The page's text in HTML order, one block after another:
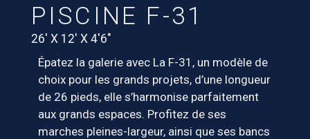
PISCINE F-31
26′ X 12′ X 4′6″
Épatez la galerie avec La F-31, un modèle de
choix pour les grands projets, d’une longueur
de 26 pieds, elle s’harmonise parfaitement
aux grands espaces. Profitez de ses
marches pleines-largeur, ainsi que ses bancs